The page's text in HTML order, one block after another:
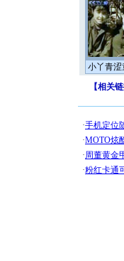
小丫青涩
【相关